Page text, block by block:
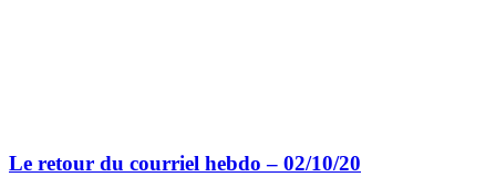
Le retour du courriel hebdo – 02/10/20